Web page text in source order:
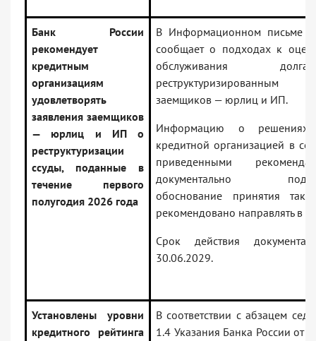
Банк России
рекомендует
кредитным
организациям
удовлетворять
заявления заемщиков
— юрлиц и ИП о
реструктуризации
ссуды, поданные в
течение первого
полугодия 2026 года
В Информационном письме
сообщает о подходах к
обслуживания
заемщиков — юрлиц и ИП.
Информацию о решениях,
кредитной организацией в
приведенными
документально
обоснование принятия
рекомендовано направлять в
Срок действия документа
30.06.2029.
Установлены уровни
кредитного рейтинга
В соответствии с абзацем
1.4 Указания Банка России от